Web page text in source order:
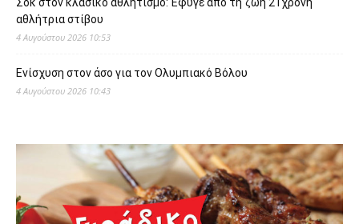
Σοκ στον κλασικό αθλητισμό: Έφυγε από τη ζωή 21χρονη
αθλήτρια στίβου
4 Αυγούστου 2026 10:53
Ενίσχυση στον άσο για τον Ολυμπιακό Βόλου
4 Αυγούστου 2026 10:43